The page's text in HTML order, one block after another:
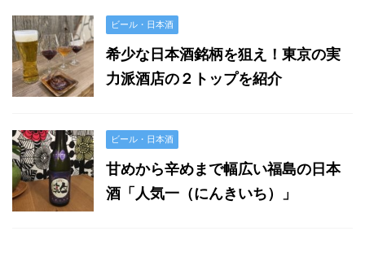
ビール・日本酒
希少な日本酒銘柄を狙え！東京の実
力派酒店の２トップを紹介
ビール・日本酒
甘めから辛めまで幅広い福島の日本
酒「人気一（にんきいち）」